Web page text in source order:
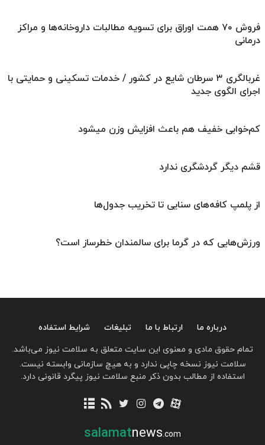
فروش ۷۰ همت اوراق برای تسویه مطالبات داروخانه‌ها و مراکز
درمانی
غربالگری ۳ سرطان شایع در کشور / خدمات تسکینی و حمایتی با
اجرای الگوی جدید
کم‌خوابی خفیف هم باعث افزایش وزن میشود
قشم دیگر گردشگری ندارد
از پلمپ کافه‌های سنایی تا تخریب جدول‌ها
ورزش‌هایی که در گرما برای سالمندان خطرساز است؟
درباره ما ارتباط با ما تبلیغات
شرایط استفاده
تمام حقوق مادی و معنوی این سایت متعلق به سلامت نیوز می‌باشد.
سلامت نیوز نسخه چاپی ندارد و به هیچ سازمانی وابسته نیست.
استفاده از مطالب بدون ذکر منبع سلامت نیوز پیگرد قانونی دارد.
salamatnews.com